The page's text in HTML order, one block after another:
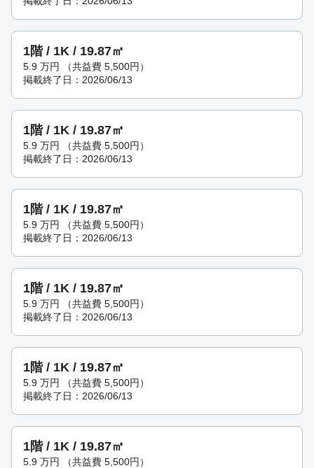
1階 / 1K / 19.87㎡
5.9 万円 （共益費 5,500円）
掲載終了日：2026/06/13
1階 / 1K / 19.87㎡
5.9 万円 （共益費 5,500円）
掲載終了日：2026/06/13
1階 / 1K / 19.87㎡
5.9 万円 （共益費 5,500円）
掲載終了日：2026/06/13
1階 / 1K / 19.87㎡
5.9 万円 （共益費 5,500円）
掲載終了日：2026/06/13
1階 / 1K / 19.87㎡
5.9 万円 （共益費 5,500円）
掲載終了日：2026/06/13
1階 / 1K / 19.87㎡
5.9 万円 （共益費 5,500円）